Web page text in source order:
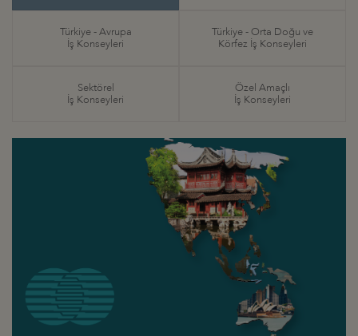
Türkiye - Avrupa
İş Konseyleri
Türkiye - Orta Doğu ve
Körfez İş Konseyleri
Sektörel
İş Konseyleri
Özel Amaçlı
İş Konseyleri